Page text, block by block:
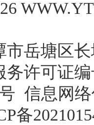
许可证编
信息网
备